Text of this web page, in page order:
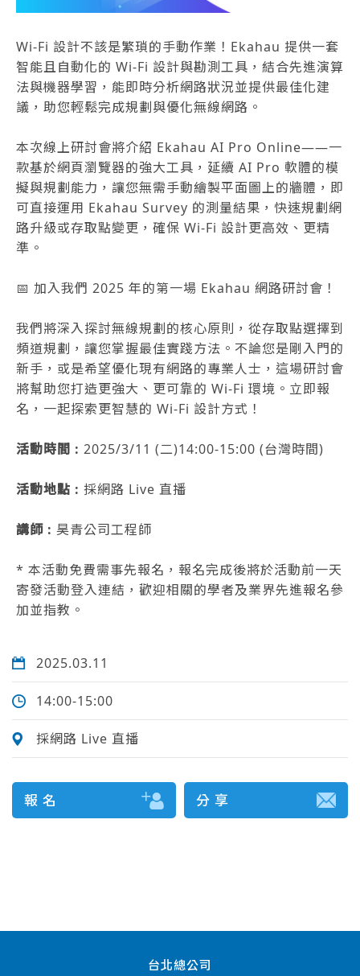
Wi-Fi 設計不該是繁瑣的手動作業！Ekahau 提供一套
智能且自動化的 Wi-Fi 設計與勘測工具，結合先進演算
法與機器學習，能即時分析網路狀況並提供最佳化建
議，助您輕鬆完成規劃與優化無線網路。
本次線上研討會將介紹 Ekahau AI Pro Online——一
款基於網頁瀏覽器的強大工具，延續 AI Pro 軟體的模
擬與規劃能力，讓您無需手動繪製平面圖上的牆體，即
可直接運用 Ekahau Survey 的測量結果，快速規劃網
路升級或存取點變更，確保 Wi-Fi 設計更高效、更精
準。
📅 加入我們 2025 年的第一場 Ekahau 網路研討會！
我們將深入探討無線規劃的核心原則，從存取點選擇到
頻道規劃，讓您掌握最佳實踐方法。不論您是剛入門的
新手，或是希望優化現有網路的專業人士，這場研討會
將幫助您打造更強大、更可靠的 Wi-Fi 環境。立即報
名，一起探索更智慧的 Wi-Fi 設計方式！
活動時間 : 2025/3/11 (二)14:00-15:00 (台灣時間)
活動地點 : 採網路 Live 直播
講師 : 昊青公司工程師
* 本活動免費需事先報名，報名完成後將於活動前一天
寄發活動登入連結，歡迎相關的學者及業界先進報名參
加並指教。
2025.03.11
14:00-15:00
採網路 Live 直播
報 名 分 享
台北總公司